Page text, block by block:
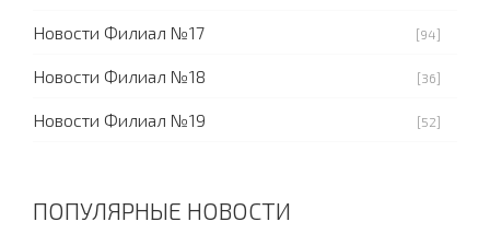
Новости Филиал №17 [94]
Новости Филиал №18 [36]
Новости Филиал №19 [52]
ПОПУЛЯРНЫЕ НОВОСТИ